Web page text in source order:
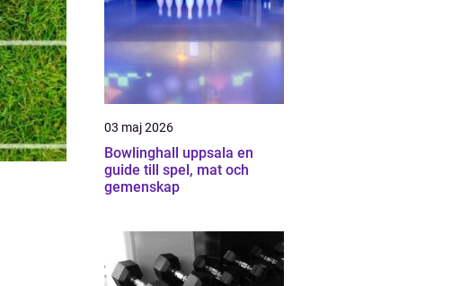
03 maj 2026
Bowlinghall uppsala en
guide till spel, mat och
gemenskap